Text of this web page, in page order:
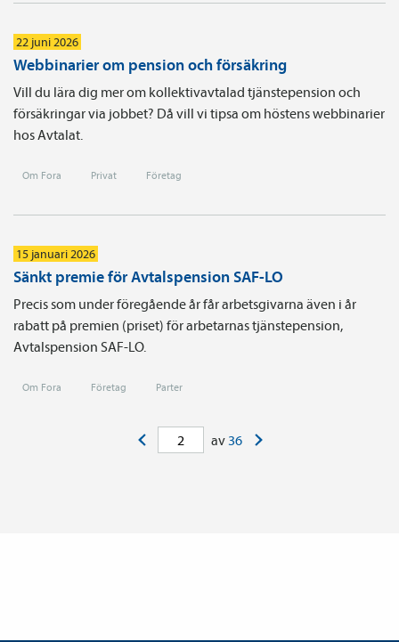
22 juni 2026
Webbinarier om pension och försäkring
Vill du lära dig mer om kollektivavtalad tjänstepension och
försäkringar via jobbet? Då vill vi tipsa om höstens webbinarier
hos Avtalat.
Om Fora Privat Företag
15 januari 2026
Sänkt premie för Avtalspension SAF-LO
Precis som under föregående år får arbetsgivarna även i år
rabatt på premien (priset) för arbetarnas tjänste­pension,
Avtals­pension SAF-LO.
Om Fora Företag Parter
av36